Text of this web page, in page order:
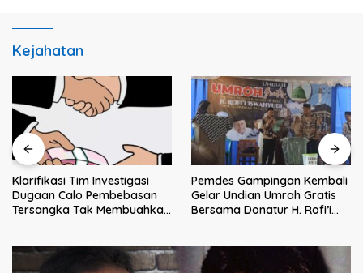
Kejahatan
Klarifikasi Tim Investigasi
Dugaan Calo Pembebasan
Tersangka Tak Membuahkan
Pemdes Gampingan Kembali
Gelar Undian Umrah Gratis
Bersama Donatur H. Rofi’i